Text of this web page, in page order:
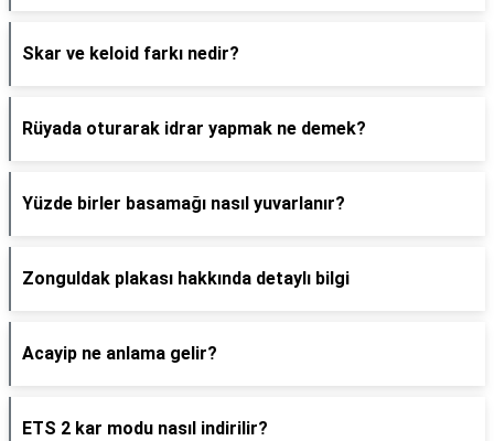
Skar ve keloid farkı nedir?
Rüyada oturarak idrar yapmak ne demek?
Yüzde birler basamağı nasıl yuvarlanır?
Zonguldak plakası hakkında detaylı bilgi
Acayip ne anlama gelir?
ETS 2 kar modu nasıl indirilir?